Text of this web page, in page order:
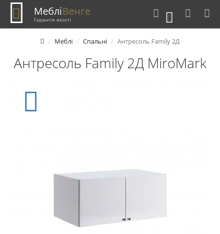
0
МебліВенге
Гарантія якості
Меблі Спальні Антресоль Family 2Д
Антресоль Family 2Д MiroMark